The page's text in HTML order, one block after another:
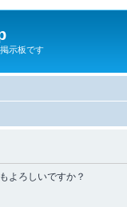
示板です
よろしいですか？